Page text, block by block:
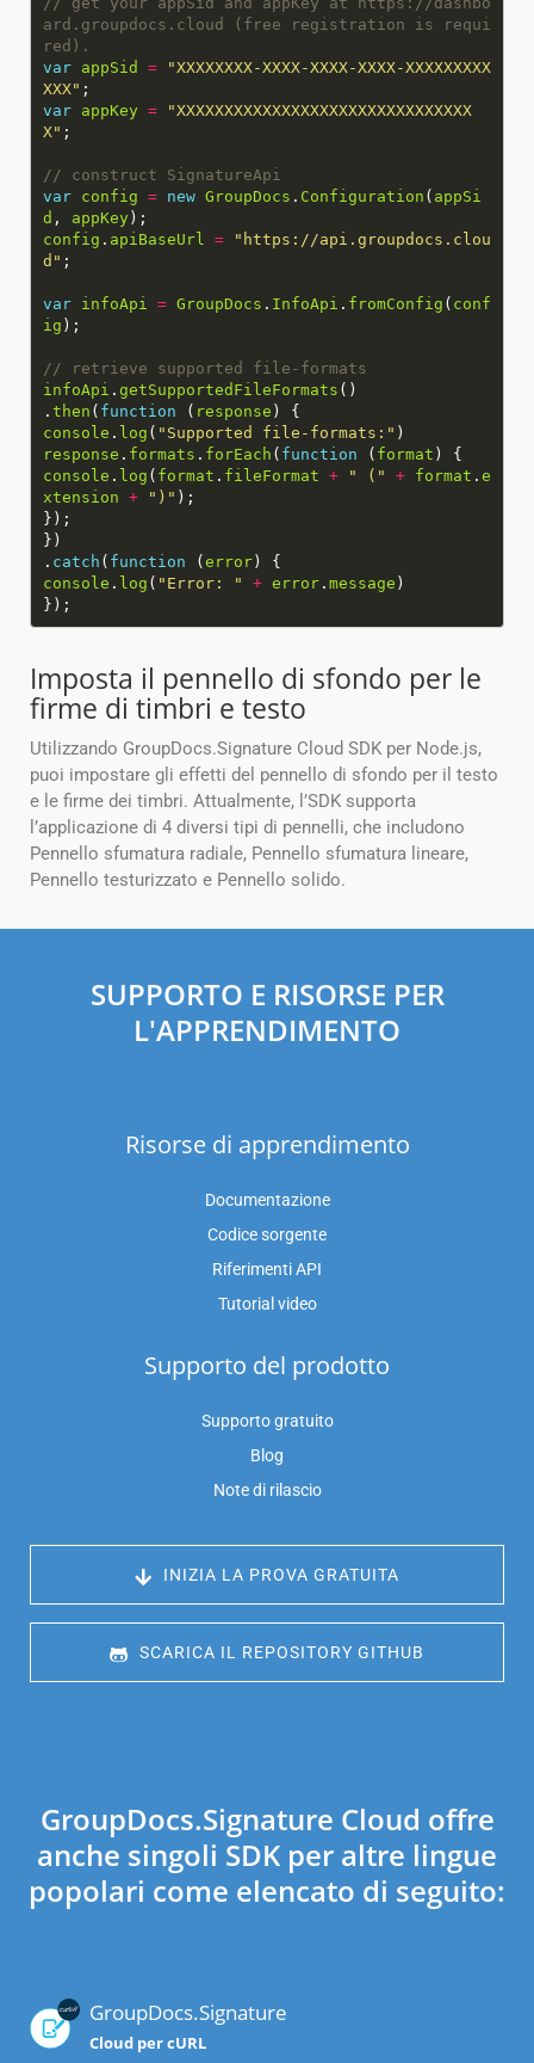
ard.groupdocs.cloud (free registration is requi
var
appSid =
"XXXXXXXX-XXXX-XXXX-XXXX-XXXXXXXXX
XXX"
var
appKey =
"XXXXXXXXXXXXXXXXXXXXXXXXXXXXXXX
X"
var
config = new GroupDocs . Configuration ( appSi
d , appKey
config . apiBaseUrl =
"https://api.groupdocs.clou
d"
var infoApi = GroupDocs . InfoApi . fromConfig ( conf
ig
infoApi . getSupportedFileFormats
. then ( function ( response
console . log ( "Supported file-formats:"
response . formats . forEach ( function ( format
console . log ( format . fileFormat + " (" + format . e
xtension + ")"
. catch ( function ( error
console . log ( "Error: " + error. message
Imposta il pennello di sfondo per le
firme di timbri e testo
Utilizzando GroupDocs.Signature Cloud SDK per Node.js,
puoi impostare gli effetti del pennello di sfondo per il testo
e le firme dei timbri. Attualmente, l’SDK supporta
l’applicazione di 4 diversi tipi di pennelli, che includono
Pennello sfumatura radiale, Pennello sfumatura lineare,
Pennello testurizzato e Pennello solido.
SUPPORTO E RISORSE PER
L'APPRENDIMENTO
Risorse di apprendimento
Documentazione
Codice sorgente
Riferimenti API
Tutorial video
Supporto del prodotto
Supporto gratuito
Blog
Note di rilascio
INIZIA LA PROVA GRATUITA
SCARICA IL REPOSITORY GITHUB
GroupDocs.Signature Cloud offre
anche singoli SDK per altre lingue
popolari come elencato di seguito:
GroupDocs.Signature
Cloud per cURL